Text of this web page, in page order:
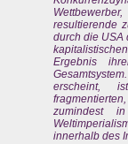
resultierende
durch die USA
Ergebnis
erscheint,
zumindest
innerhalb des